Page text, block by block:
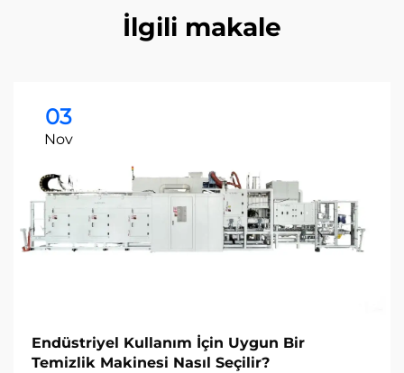
İlgili makale
03
Nov
Endüstriyel Kullanım İçin Uygun Bir
Temizlik Makinesi Nasıl Seçilir?